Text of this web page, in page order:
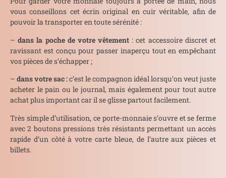
vous conseillons cet écrin original en cuir véritable, afin de
pouvoir la transporter en toute sérénité :
–dans la poche de votre vêtement : cet accessoire discret et
ravissant est conçu pour passer inaperçu tout en empêchant
vos pièces de s’échapper ;
– dans votre sac :c’est le compagnon idéal lorsqu’on veut juste
acheter le pain ou le journal, mais également pour tout autre
achat plus important car il se glisse partout facilement.
Très simple d’utilisation, ce porte-monnaie s’ouvre et se ferme
avec 2 boutons pressions très résistants permettant un accès
rapide d’un côté à votre carte bleue, de l’autre aux pièces et
billets.